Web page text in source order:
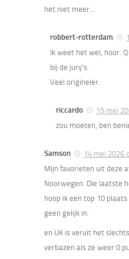
het niet meer…
robbert-rotterdam
Ik weet het wel, hoor.
bij de jury’s.
Veel origineler.
riccardo
15 mei
zou moeten, ben
Samson
14 mei 2026
Mijn favorieten uit deze
Noorwegen. Die laatste
hoop ik een top 10
geen gelijk in.
en UK is veruit het
verbazen als ze weer 0